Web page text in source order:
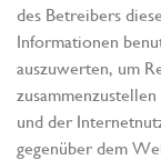
des Betreibers
Informationen
auszuwerten, um
und der
gegenüber dem